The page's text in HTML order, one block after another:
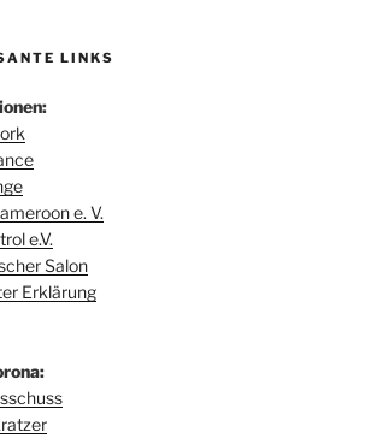
LINKS
e. V.
e.V.
Salon
Erklärung